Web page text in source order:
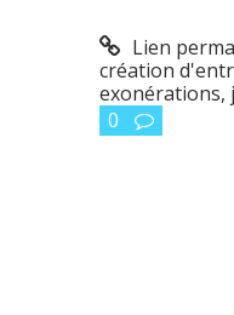
Lien
création
exonérations,
0